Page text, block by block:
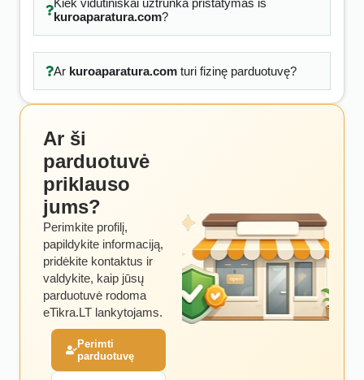
Kiek vidutiniškai užtrunka pristatymas iš
kuroaparatura.com?
Ar kuroaparatura.comturi fizinę parduotuvę?
Ar ši
parduotuvė
priklauso
jums?
Perimkite profilį,
papildykite informaciją,
pridėkite kontaktus ir
valdykite, kaip jūsų
parduotuvė rodoma
eTikra.LT lankytojams.
Perimti
parduotuvę